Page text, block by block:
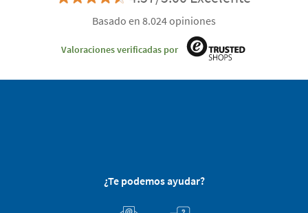
Basado en 8.024 opiniones
Valoraciones verificadas por
¿Te podemos ayudar?